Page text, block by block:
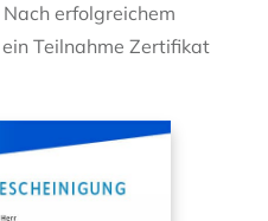
erfolgreichem
Teilnahme Zertifikat